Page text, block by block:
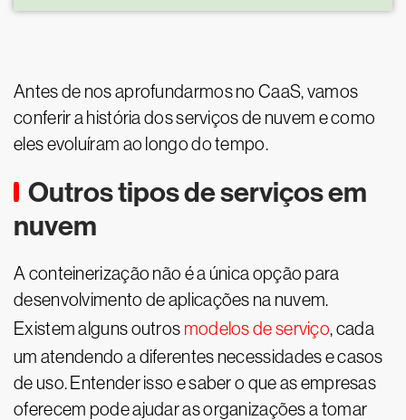
Antes de nos aprofundarmos no CaaS, vamos
conferir a história dos serviços de nuvem e como
eles evoluíram ao longo do tempo.
Outros tipos de serviços em
nuvem
A conteinerização não é a única opção para
desenvolvimento de aplicações na nuvem.
Existem alguns outros modelos de serviço, cada
um atendendo a diferentes necessidades e casos
de uso. Entender isso e saber o que as empresas
oferecem pode ajudar as organizações a tomar